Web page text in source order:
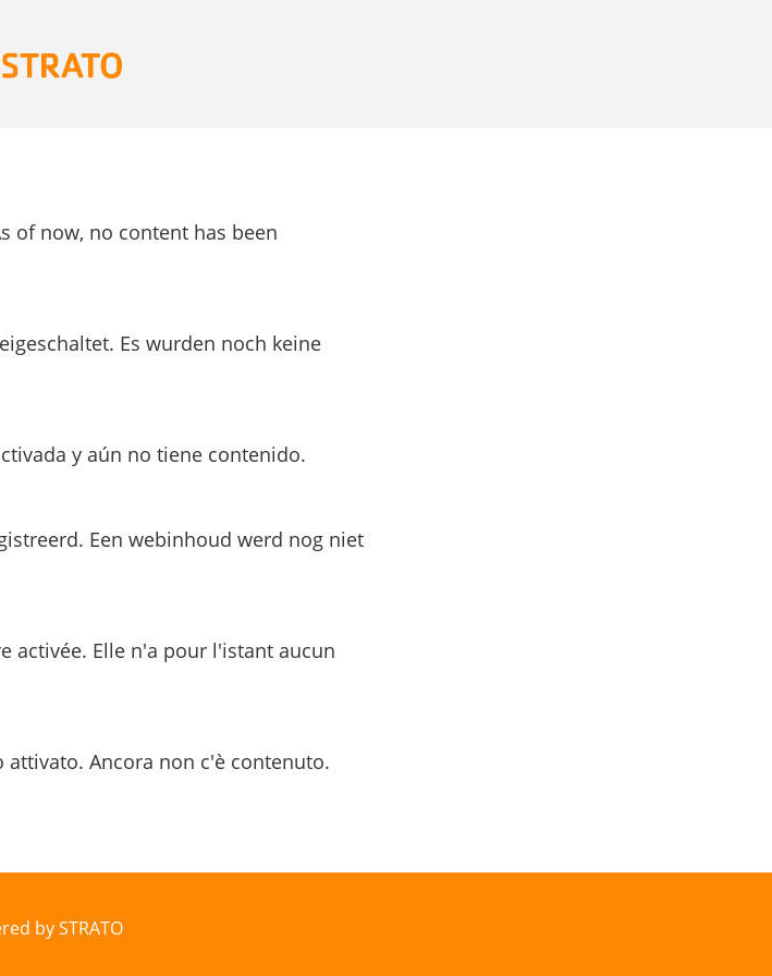
of now, no content has been
Es wurden noch keine
y aún no tiene contenido.
Een webinhoud werd nog niet
activée. Elle n'a pour l'istant aucun
Ancora non c'è contenuto.
by STRATO